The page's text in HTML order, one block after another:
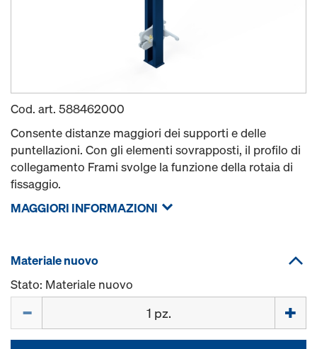
Cod. art. 588462000
Consente distanze maggiori dei supporti e delle
puntellazioni. Con gli elementi sovrapposti, il profilo di
collegamento Frami svolge la funzione della rotaia di
fissaggio.
MAGGIORI INFORMAZIONI
Materiale nuovo
Stato: Materiale nuovo